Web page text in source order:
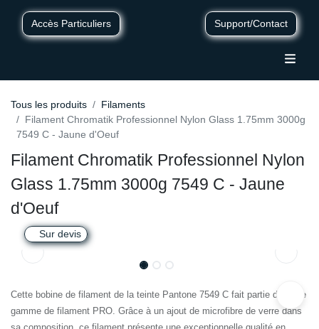
Accès Particuliers Support/Contact
Tous les produits
Filaments
Filament Chromatik Professionnel Nylon Glass 1.75mm 3000g
7549 C - Jaune d'Oeuf
Filament Chromatik Professionnel Nylon
Glass 1.75mm 3000g 7549 C - Jaune
d'Oeuf
Sur devis
Cette bobine de filament de la teinte Pantone 7549 C fait partie de notre
gamme de filament PRO. Grâce à un ajout de microfibre de verre dans sa